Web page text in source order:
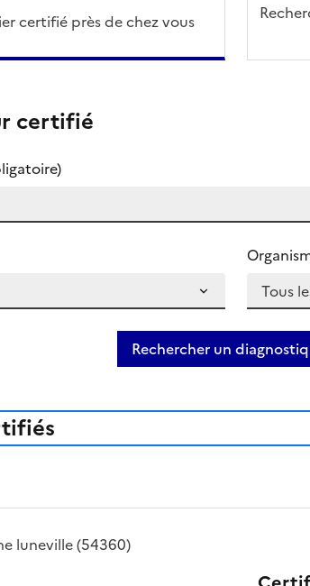
certifié près de chez vous
certifié
Rechercher un
luneville(54360)